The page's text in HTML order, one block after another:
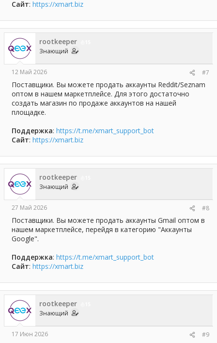
Сайт: https://xmart.biz
rootkeeper
Знающий
12 Май 2026 #7
Поставщики. Вы можете продать аккаунты Reddit/Seznam
оптом в нашем маркетплейсе. Для этого достаточно
создать магазин по продаже аккаунтов на нашей
площадке.
Поддержка: https://t.me/xmart_support_bot
Сайт: https://xmart.biz
rootkeeper
Знающий
27 Май 2026 #8
Поставщики. Вы можете продать аккаунты Gmail оптом в
нашем маркетплейсе, перейдя в категорию "Аккаунты
Google".
Поддержка: https://t.me/xmart_support_bot
Сайт: https://xmart.biz
rootkeeper
Знающий
17 Июн 2026 #9